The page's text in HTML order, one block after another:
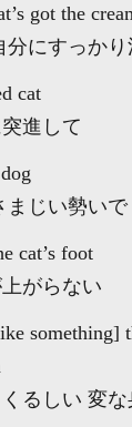
got the
分にすっかり
cat
進して
まじい勢いで
cat’s foot
がらない
something]
るしい 変